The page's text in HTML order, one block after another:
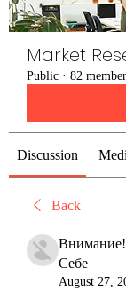
Market
Public · 82
Discussion
Back
Себе
August 27,